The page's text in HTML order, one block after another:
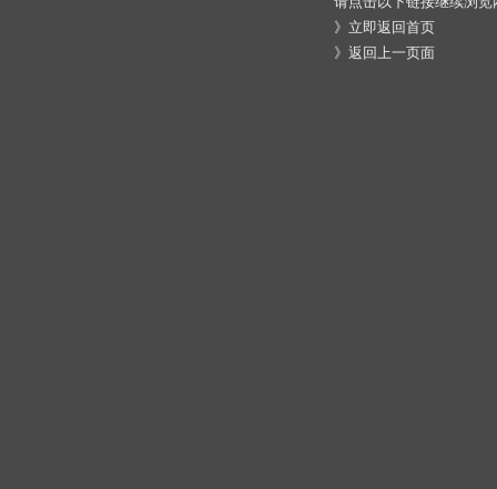
》 立即返回首页
》 返回上一页面